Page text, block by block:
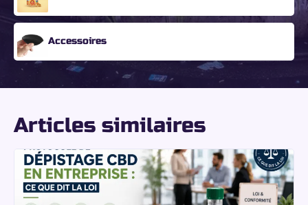
Accessoires
Articles similaires